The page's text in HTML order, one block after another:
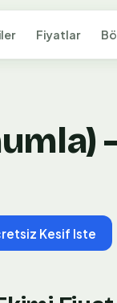
Fiyatlar
Kesif Iste